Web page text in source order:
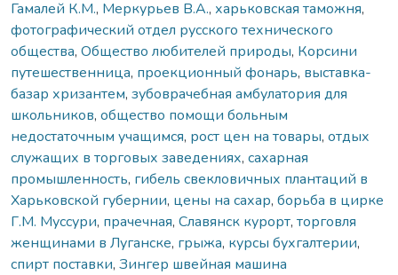
Гамалей К.М., Меркурьев В.А., харьковская таможня,
фотографический отдел русского технического
общества, Общество любителей природы, Корсини
путешественница, проекционный фонарь, выставка-
базар хризантем, зубоврачебная амбулатория для
школьников, общество помощи больным
недостаточным учащимся, рост цен на товары, отдых
служащих в торговых заведениях, сахарная
промышленность, гибель свекловичных плантаций в
Харьковской губернии, цены на сахар, борьба в цирке
Г.М. Муссури, прачечная, Славянск курорт, торговля
женщинами в Луганске, грыжа, курсы бухгалтерии,
спирт поставки, Зингер швейная машина